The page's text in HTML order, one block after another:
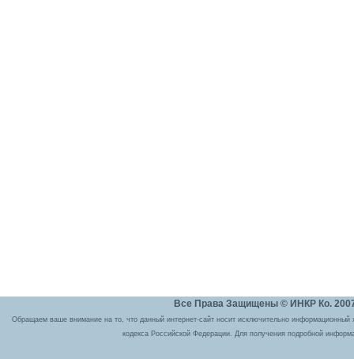
Все Права Защищены © ИНКР Ко.
Обращаем ваше внимание на то, что данный интернет-сайт носит исключительно
кодекса Российской Федерации. Для получения подробной